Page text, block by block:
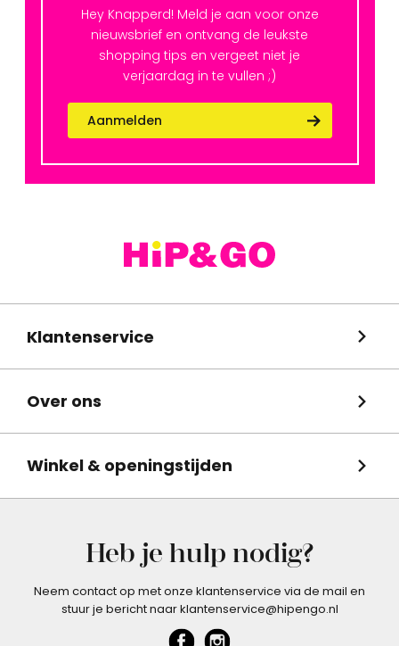
Hey Knapperd! Meld je aan voor onze
nieuwsbrief en ontvang de leukste
shopping tips en vergeet niet je
verjaardag in te vullen ;)
Aanmelden
Klantenservice
Over ons
Winkel & openingstijden
Heb je hulp nodig?
Neem contact op met onze klantenservice via de mail en
stuur je bericht naar klantenservice@hipengo.nl